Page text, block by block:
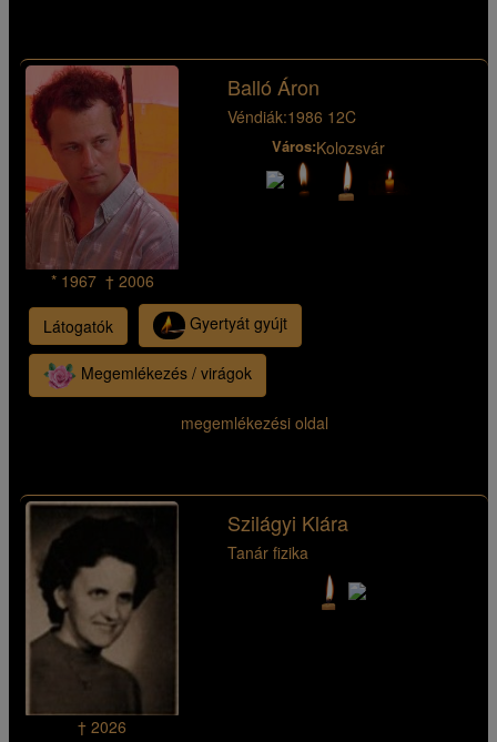
* 1967 † 2006
Balló Áron
Véndiák:1986 12C
Város:Kolozsvár
Látogatók Gyertyát gyújt
Megemlékezés / virágok
megemlékezési oldal
† 2026
Szilágyi Klára
Tanár fizika